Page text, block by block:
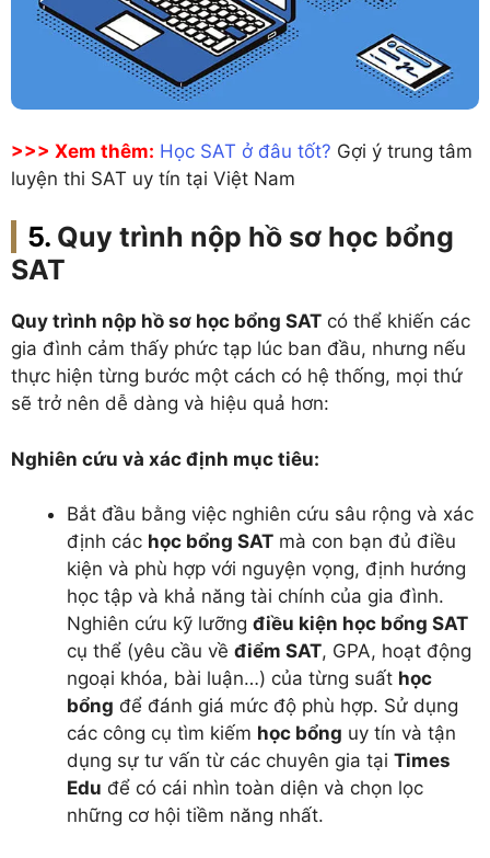
>>> Xem thêm: Học SAT ở đâu tốt? Gợi ý trung tâm
luyện thi SAT uy tín tại Việt Nam
Quy trình nộp hồ sơ học bổng
SAT
Quy trình nộp hồ sơ học bổng SAT có thể khiến các
gia đình cảm thấy phức tạp lúc ban đầu, nhưng nếu
thực hiện từng bước một cách có hệ thống, mọi thứ
sẽ trở nên dễ dàng và hiệu quả hơn:
Nghiên cứu và xác định mục tiêu:
Bắt đầu bằng việc nghiên cứu sâu rộng và xác
định các học bổng SAT mà con bạn đủ điều
kiện và phù hợp với nguyện vọng, định hướng
học tập và khả năng tài chính của gia đình.
Nghiên cứu kỹ lưỡng điều kiện học bổng SAT
cụ thể (yêu cầu về điểm SAT, GPA, hoạt động
ngoại khóa, bài luận…) của từng suất học
bổng để đánh giá mức độ phù hợp. Sử dụng
các công cụ tìm kiếm học bổng uy tín và tận
dụng sự tư vấn từ các chuyên gia tại Times
Edu để có cái nhìn toàn diện và chọn lọc
những cơ hội tiềm năng nhất.